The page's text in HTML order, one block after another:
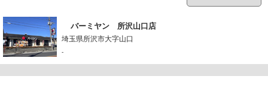
バーミヤン 所沢山口店
埼玉県所沢市大字山口
-